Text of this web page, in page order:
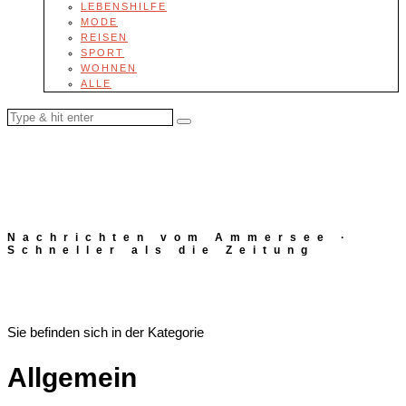
LEBENSHILFE
MODE
REISEN
SPORT
WOHNEN
ALLE
Nachrichten vom Ammersee ·
Schneller als die Zeitung
Sie befinden sich in der Kategorie
Allgemein